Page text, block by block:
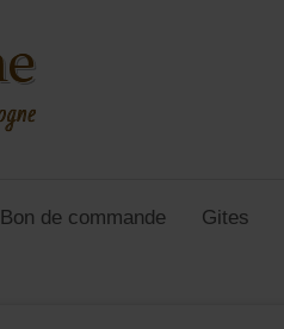
Bon de commande Gites